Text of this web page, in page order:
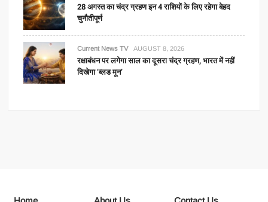
28 अगस्त का चंद्र ग्रहण इन 4 राशियों के लिए रहेगा बेहद
चुनौतीपूर्ण
Current News TV AUGUST 8, 2026
रक्षाबंधन पर लगेगा साल का दूसरा चंद्र ग्रहण, भारत में नहीं
दिखेगा ‘ब्लड मून’